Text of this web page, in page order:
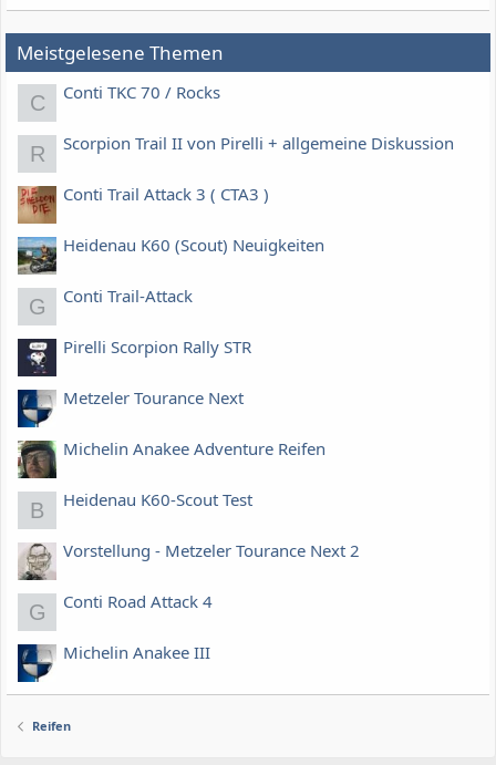
Meistgelesene Themen
C Conti TKC 70 / Rocks
R Scorpion Trail II von Pirelli + allgemeine Diskussion
Conti Trail Attack 3 ( CTA3 )
Heidenau K60 (Scout) Neuigkeiten
G Conti Trail-Attack
Pirelli Scorpion Rally STR
Metzeler Tourance Next
Michelin Anakee Adventure Reifen
B Heidenau K60-Scout Test
Vorstellung - Metzeler Tourance Next 2
G Conti Road Attack 4
Michelin Anakee III
Reifen